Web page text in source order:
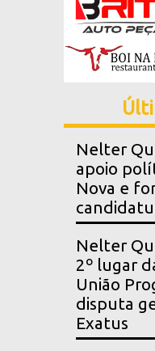
Nelter
apoio
Nova e
Nelter
2º lugar
União
disputa
Exatus